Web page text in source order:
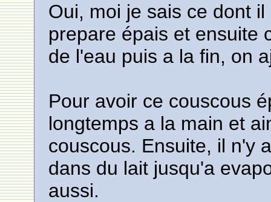
Oui, moi je sais ce dont
prepare épais et ensuite
de l'eau puis a la fin, on
Pour avoir ce couscous
longtemps a la main et
couscous. Ensuite, il n'y
dans du lait jusqu'a
aussi.